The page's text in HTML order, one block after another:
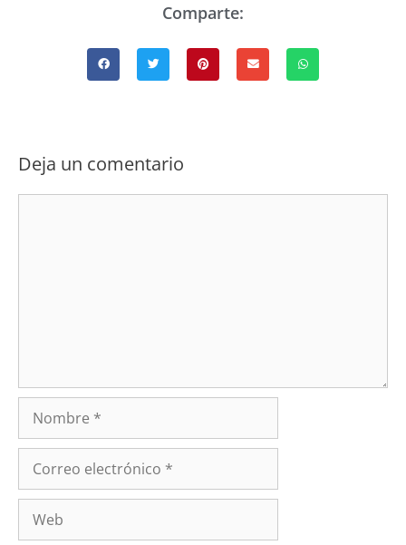
Comparte:
Deja un comentario